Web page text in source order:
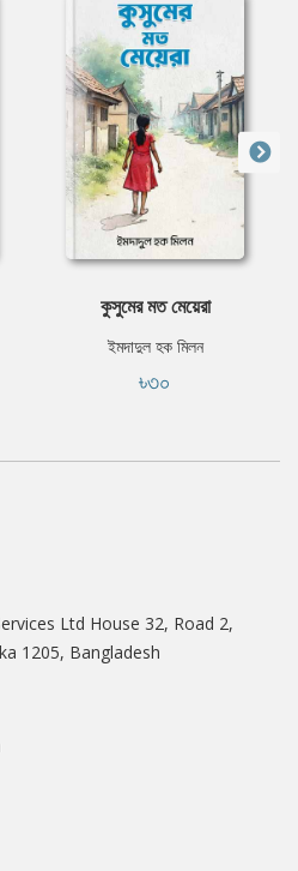
কুসুমের মত মেয়েরা
ইমদাদুল হক মিলন
৳৩০
Ltd House 32, Road 2,
1205, Bangladesh